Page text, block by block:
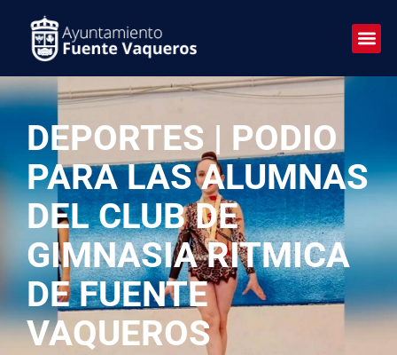
DEPORTES | PODIO
PARA LAS ALUMNAS
DEL CLUB DE
GIMNASIA RITMICA
DE FUENTE
VAQUEROS